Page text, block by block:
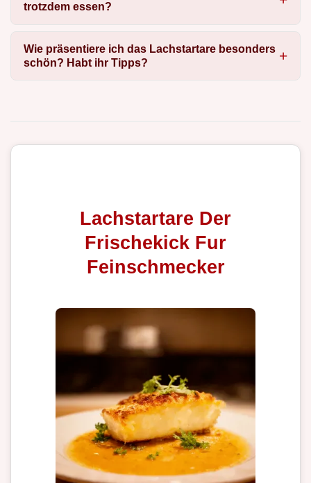
trotzdem essen?
Wie präsentiere ich das Lachstartare besonders
schön? Habt ihr Tipps?
Lachstartare Der
Frischekick Fur
Feinschmecker